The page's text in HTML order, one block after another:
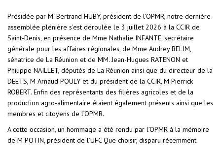
Présidée par M. Bertrand HUBY, président de l’OPMR, notre dernière
assemblée plénière s’est déroulée le 3 juillet 2026 à la CCIR de
Saint-Denis, en présence de Mme Nathalie INFANTE, secrétaire
générale pour les affaires régionales, de Mme Audrey BELIM,
sénatrice de La Réunion et de MM. Jean-Hugues RATENON et
Philippe NAILLET, députés de La Réunion ainsi que du directeur de la
DEETS, M Arnaud POULY et du président de la CCIR, M Pierrick
ROBERT. Enfin des représentants des filières agricoles et de la
production agro-alimentaire étaient également présents ainsi que les
membres et citoyens de l’OPMR.
A cette occasion, un hommage a été rendu par l’OPMR à la mémoire
de M POTIN, président de l’UFC Que choisir, disparu récemment.